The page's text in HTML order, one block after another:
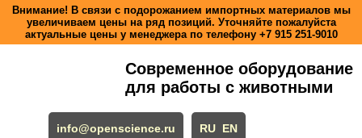
Внимание! В связи с подорожанием импортных материалов мы
увеличиваем цены на ряд позиций. Уточняйте пожалуйста
актуальные цены у менеджера по телефону +7 915 251-9010
Современное оборудование
для работы с животными
info@openscience.ru RU EN